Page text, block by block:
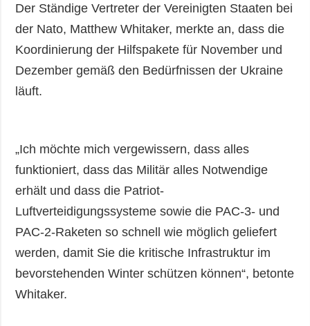
Der Ständige Vertreter der Vereinigten Staaten bei
der Nato, Matthew Whitaker, merkte an, dass die
Koordinierung der Hilfspakete für November und
Dezember gemäß den Bedürfnissen der Ukraine
läuft.
„Ich möchte mich vergewissern, dass alles
funktioniert, dass das Militär alles Notwendige
erhält und dass die Patriot-
Luftverteidigungssysteme sowie die PAC-3- und
PAC-2-Raketen so schnell wie möglich geliefert
werden, damit Sie die kritische Infrastruktur im
bevorstehenden Winter schützen können“, betonte
Whitaker.